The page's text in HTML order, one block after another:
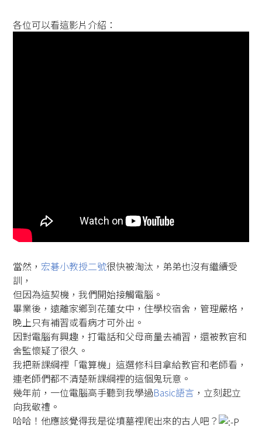
各位可以看這影片介紹：
當然， 宏碁小教授二號很快被淘汰，弟弟也沒有繼續受
訓，
但因為這契機，我們開始接觸電腦。
畢業後，遠離家鄉到花蓮女中，住學校宿舍，管理嚴格，
晚上只有補習或看病才可外出。
因對電腦有興趣，打電話和父母商量去補習，還被教官和
舍監懷疑了很久。
我把新課綱裡「電算機」這選修科目拿給教官和老師看，
連老師們都不清楚新課綱裡的這個鬼玩意。
幾年前，一位電腦高手聽到我學過Basic語言 ，立刻起立
向我敬禮。
哈哈！他應該覺得我是從墳墓裡爬出來的古人吧？